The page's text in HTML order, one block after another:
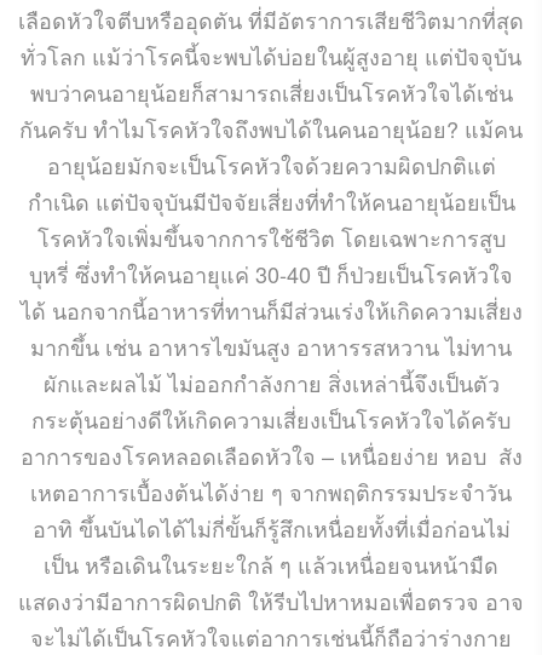
เลือดหัวใจตีบหรืออุดตัน ที่มีอัตราการเสียชีวิตมากที่สุด
ทั่วโลก แม้ว่าโรคนี้จะพบได้บ่อยในผู้สูงอายุ แต่ปัจจุบัน
พบว่าคนอายุน้อยก็สามารถเสี่ยงเป็นโรคหัวใจได้เช่น
กันครับ ทำไมโรคหัวใจถึงพบได้ในคนอายุน้อย? แม้คน
อายุน้อยมักจะเป็นโรคหัวใจด้วยความผิดปกติแต่
กำเนิด แต่ปัจจุบันมีปัจจัยเสี่ยงที่ทำให้คนอายุน้อยเป็น
โรคหัวใจเพิ่มขึ้นจากการใช้ชีวิต โดยเฉพาะการสูบ
บุหรี่ ซึ่งทำให้คนอายุแค่ 30-40 ปี ก็ป่วยเป็นโรคหัวใจ
ได้ นอกจากนี้อาหารที่ทานก็มีส่วนเร่งให้เกิดความเสี่ยง
มากขึ้น เช่น อาหารไขมันสูง อาหารรสหวาน ไม่ทาน
ผักและผลไม้ ไม่ออกกำลังกาย สิ่งเหล่านี้จึงเป็นตัว
กระตุ้นอย่างดีให้เกิดความเสี่ยงเป็นโรคหัวใจได้ครับ
อาการของโรคหลอดเลือดหัวใจ – เหนื่อยง่าย หอบ สัง
เหตอาการเบื้องต้นได้ง่าย ๆ จากพฤติกรรมประจำวัน
อาทิ ขึ้นบันไดได้ไม่กี่ขั้นก็รู้สึกเหนื่อยทั้งที่เมื่อก่อนไม่
เป็น หรือเดินในระยะใกล้ ๆ แล้วเหนื่อยจนหน้ามืด
แสดงว่ามีอาการผิดปกติ ให้รีบไปหาหมอเพื่อตรวจ อาจ
จะไม่ได้เป็นโรคหัวใจแต่อาการเช่นนี้ก็ถือว่าร่างกาย